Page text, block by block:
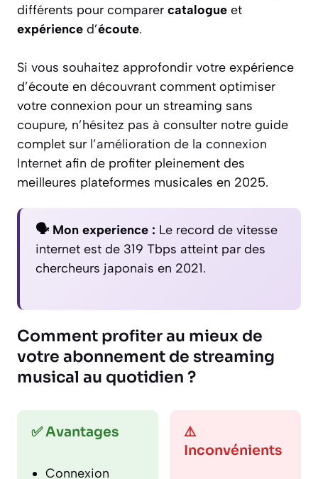
différents pour comparer catalogue et
expérience d’écoute.
Si vous souhaitez approfondir votre expérience
d’écoute en découvrant comment optimiser
votre connexion pour un streaming sans
coupure, n’hésitez pas à consulter notre guide
complet sur l’amélioration de la connexion
Internet afin de profiter pleinement des
meilleures plateformes musicales en 2025.
🗣️ Mon experience : Le record de vitesse
internet est de 319 Tbps atteint par des
chercheurs japonais en 2021.
Comment profiter au mieux de
votre abonnement de streaming
musical au quotidien ?
✅ Avantages
Connexion
⚠️
Inconvénients